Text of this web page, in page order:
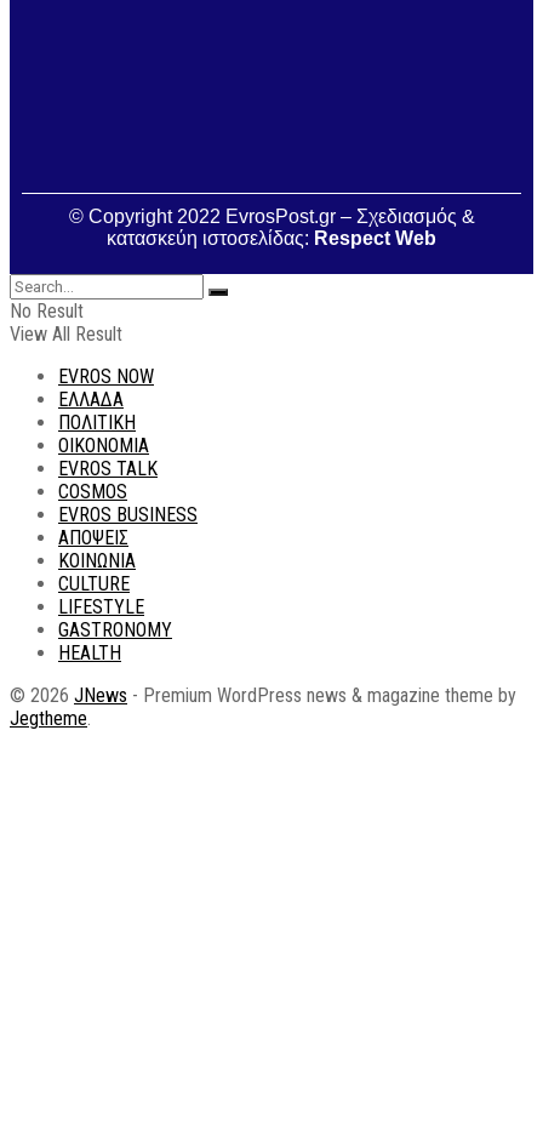
© Copyright 2022 EvrosPost.gr – Σχεδιασμός &
κατασκεύη ιστοσελίδας: Respect Web
No Result
View All Result
EVROS NOW
ΕΛΛΑΔΑ
ΠΟΛΙΤΙΚΗ
ΟΙΚΟΝΟΜΙΑ
EVROS TALK
COSMOS
EVROS BUSINESS
ΑΠΟΨΕΙΣ
ΚΟΙΝΩΝΙΑ
CULTURE
LIFESTYLE
GASTRONOMY
HEALTH
© 2026 JNews - Premium WordPress news & magazine theme by
Jegtheme